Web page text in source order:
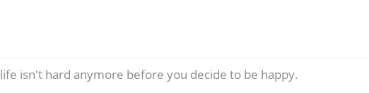
isn't hard anymore before you decide to be happy.